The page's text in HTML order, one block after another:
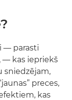
— parasti
— kas iepriekš
sniedzējam,
preces,
kas